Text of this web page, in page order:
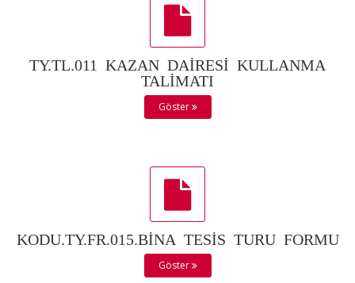
TY.TL.011 KAZAN DAİRESİ KULLANMA
TALİMATI
Göster
KODU.TY.FR.015.BİNA TESİS TURU FORMU
Göster